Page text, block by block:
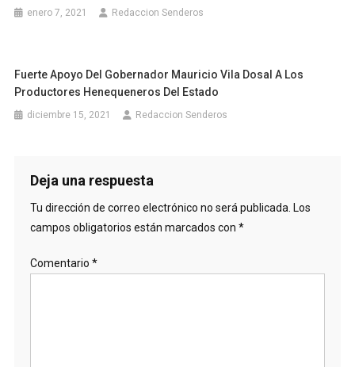
enero 7, 2021 Redaccion Senderos
Fuerte Apoyo Del Gobernador Mauricio Vila Dosal A Los
Productores Henequeneros Del Estado
diciembre 15, 2021 Redaccion Senderos
Deja una respuesta
Tu dirección de correo electrónico no será publicada. Los
campos obligatorios están marcados con *
Comentario *